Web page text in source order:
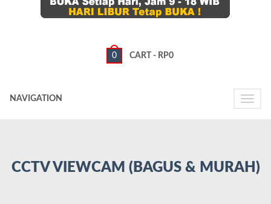
0 CART - RP0
Toggle
NAVIGATION
CCTV VIEWCAM (BAGUS & MURAH)